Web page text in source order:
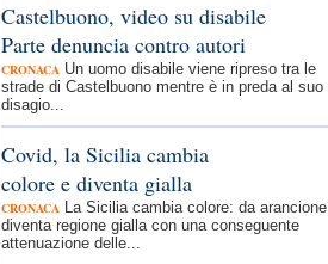
Castelbuono, video su disabile
Parte denuncia contro autori
CRONACA Un uomo disabile viene ripreso tra le
strade di Castelbuono mentre è in preda al suo
disagio...
Covid, la Sicilia cambia
colore e diventa gialla
CRONACA La Sicilia cambia colore: da arancione
diventa regione gialla con una conseguente
attenuazione delle...